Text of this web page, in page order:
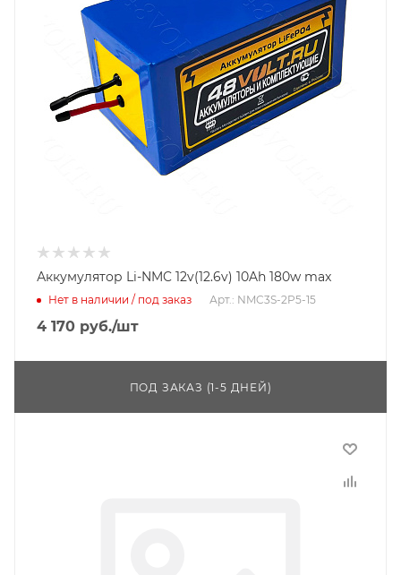
Аккумулятор Li-NMC 12v(12.6v) 10Ah 180w max
Нет в наличии / под заказ Арт.: NMC3S-2P5-15
4 170 руб./шт
ПОД ЗАКАЗ (1-5 ДНЕЙ)